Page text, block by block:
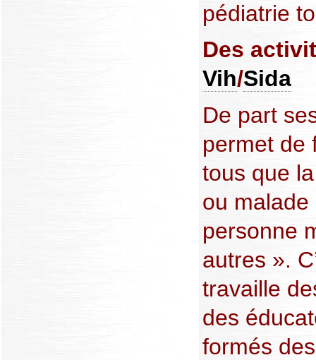
pédiatrie
Des
Vih/Sida
De part
permet de
tous que
ou
personne
autres ».
travaille
des
formés